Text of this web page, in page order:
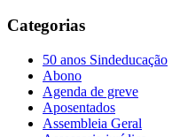
Categorias
50 anos Sindeducação
Abono
Agenda de greve
Aposentados
Assembleia Geral